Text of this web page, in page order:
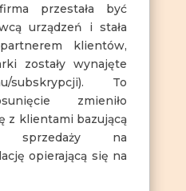
przestała być
urządzeń i stała
klientów,
zostały wynajęte
subskrypcji). To
zmieniło
z klientami bazującą
sprzedaży na
opierającą się na